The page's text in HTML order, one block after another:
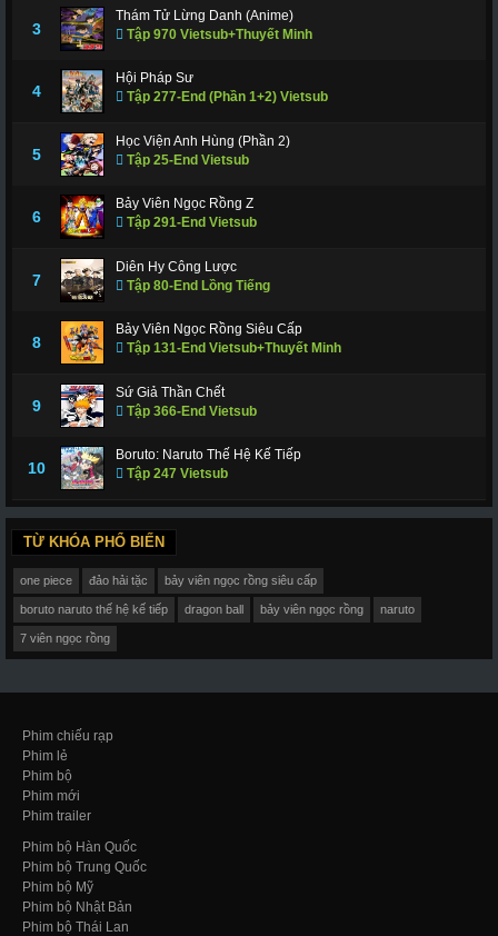
3
Thám Tử Lừng Danh (Anime)
Tập 970 Vietsub+Thuyết Minh
4
Hội Pháp Sư
Tập 277-End (Phần 1+2) Vietsub
5
Học Viện Anh Hùng (Phần 2)
Tập 25-End Vietsub
6
Bảy Viên Ngọc Rồng Z
Tập 291-End Vietsub
7
Diên Hy Công Lược
Tập 80-End Lồng Tiếng
8
Bảy Viên Ngọc Rồng Siêu Cấp
Tập 131-End Vietsub+Thuyết Minh
9
Sứ Giả Thần Chết
Tập 366-End Vietsub
10
Boruto: Naruto Thế Hệ Kế Tiếp
Tập 247 Vietsub
TỪ KHÓA PHỔ BIẾN
one piece đảo hải tặc bảy viên ngọc rồng siêu cấp
boruto naruto thế hệ kế tiếp dragon ball bảy viên ngọc rồng naruto
7 viên ngọc rồng
Phim chiếu rạp
Phim lẻ
Phim bộ
Phim mới
Phim trailer
Phim bộ Hàn Quốc
Phim bộ Trung Quốc
Phim bộ Mỹ
Phim bộ Nhật Bản
Phim bộ Thái Lan